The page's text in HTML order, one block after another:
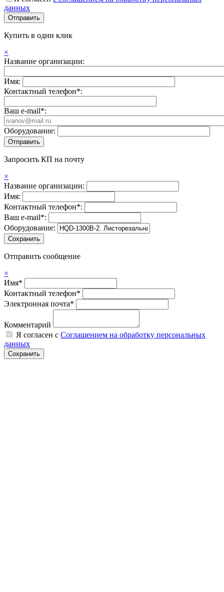
данных
Купить в один клик
×
Название организации:
Имя:
Контактный телефон*:
Ваш e-mail*:
Оборудование:
Запросить КП на почту
×
Название организации:
Имя:
Контактный телефон*:
Ваш e-mail*:
Оборудование:
Отправить сообщение
×
Имя*
Контактный телефон*
Электронная почта*
Комментарий
Я согласен с Соглашением на обработку персональных
данных